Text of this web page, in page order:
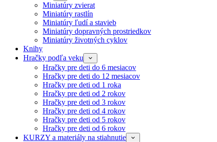
Miniatúry zvierat
Miniatúry rastlín
Miniatúry ľudí a stavieb
Miniatúry dopravných prostriedkov
Miniatúry životných cyklov
Knihy
Hračky podľa veku
Hračky pre deti do 6 mesiacov
Hračky pre deti do 12 mesiacov
Hračky pre deti od 1 roka
Hračky pre deti od 2 rokov
Hračky pre deti od 3 rokov
Hračky pre deti od 4 rokov
Hračky pre deti od 5 rokov
Hračky pre deti od 6 rokov
KURZY a materiály na stiahnutie